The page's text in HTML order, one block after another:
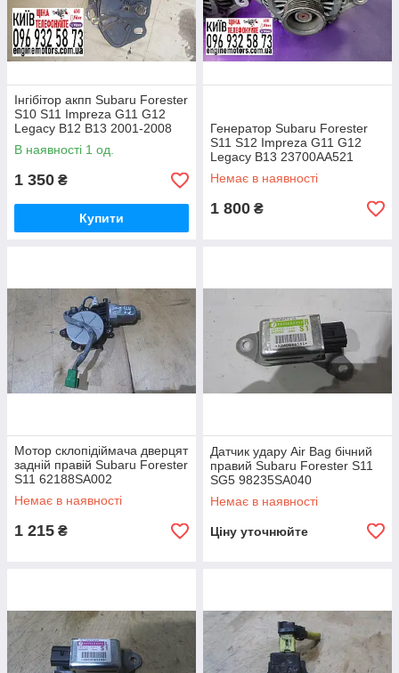
Інгібітор акпп Subaru Forester
S10 S11 Impreza G11 G12
Legacy B12 B13 2001-2008
31918AA000
В наявності 1 од.
1 350 ₴
Купити
Генератор Subaru Forester
S11 S12 Impreza G11 G12
Legacy B13 23700AA521
Немає в наявності
1 800 ₴
Мотор склопідіймача дверцят
задній правій Subaru Forester
S11 62188SA002
Немає в наявності
1 215 ₴
Датчик удару Air Bag бічний
правий Subaru Forester S11
SG5 98235SA040
Немає в наявності
Ціну уточнюйте